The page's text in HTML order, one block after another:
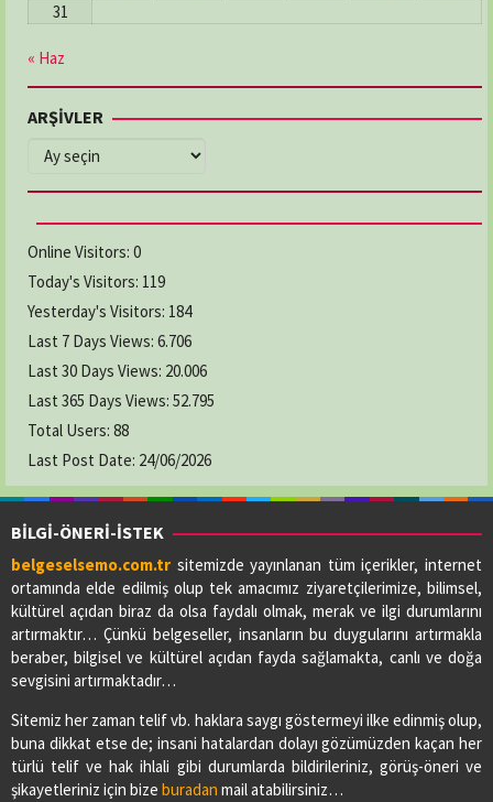
No:205/A İlkadım / Samsun
03622368481
ELMAS ECZANESİ
03628769294
GAMZE ECZANESİ
Adres:YENİ CAMİ MAH. LİSE CAD. NO:64/A
03626222619
KAVAK ECZANESİ
Adres:19 MAYIS MAH. ADNAN MENDERES CAD.
NO:73/A
03627412412
LADİK ELİF ECZANESİ
Adres:BAHŞİ MAH.GAZİ CAD.NO:56/A
03627713091
Adres:YENİ MAH. ÇARŞAMBA CAD. NO:52
03622901605
31
« Haz
ARŞİVLER
ARŞİVLER
Online Visitors: 0
Today's Visitors: 119
Yesterday's Visitors: 184
Last 7 Days Views: 6.706
Last 30 Days Views: 20.006
Last 365 Days Views: 52.795
Total Users: 88
Last Post Date: 24/06/2026
BİLGİ-ÖNERİ-İSTEK
belgeselsemo.com.tr sitemizde yayınlanan tüm içerikler, internet
ortamında elde edilmiş olup tek amacımız ziyaretçilerimize, bilimsel,
kültürel açıdan biraz da olsa faydalı olmak, merak ve ilgi durumlarını
artırmaktır… Çünkü belgeseller, insanların bu duygularını artırmakla
beraber, bilgisel ve kültürel açıdan fayda sağlamakta, canlı ve doğa
sevgisini artırmaktadır…
Sitemiz her zaman telif vb. haklara saygı göstermeyi ilke edinmiş olup,
buna dikkat etse de; insani hatalardan dolayı gözümüzden kaçan her
türlü telif ve hak ihlali gibi durumlarda bildirileriniz, görüş-öneri ve
şikayetleriniz için bize buradan mail atabilirsiniz…